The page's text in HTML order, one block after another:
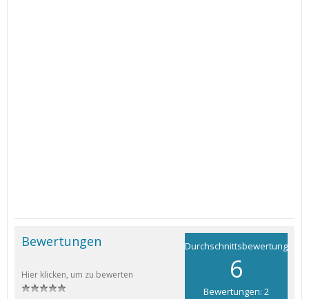
Durchschnittsbewertung
6
Bewertungen: 2
Bewertungen
Hier klicken, um zu bewerten